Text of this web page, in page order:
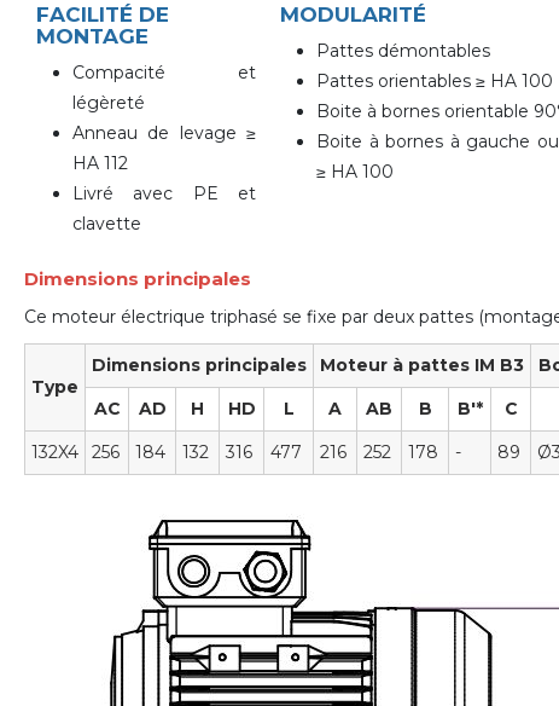
FACILITÉ DE
MONTAGE
Compacité et
légèreté
Anneau de levage ≥
HA 112
Livré avec PE et
clavette
MODULARITÉ
Pattes démontables
Pattes orientables ≥ HA 100
Boite à bornes orientable
Boite à bornes à gauche
≥ HA 100
Dimensions principales
Ce moteur électrique triphasé se fixe par deux pattes
Type
Dimensions principales Moteur à pattes IM B3
AC
AD H HD L A AB B B'* C
132X4
256 184 132 316 477 216 252 178 - 89